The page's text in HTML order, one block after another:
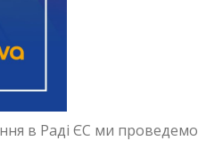
в Раді ЄС ми